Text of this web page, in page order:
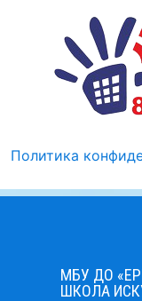
Политика
МБУ ДО
ШКОЛА